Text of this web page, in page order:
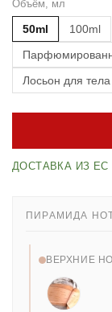
Объём, мл
50ml
100ml
Лосьон для
ДОСТАВКА ИЗ ЕС
ПИРАМИДА
ВЕРХНИЕ